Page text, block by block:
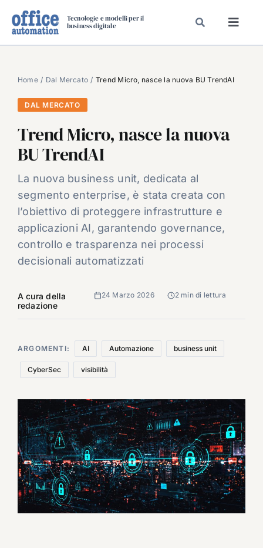
Tecnologie e modelli per il
business digitale
SPECIAL PAPER
TAVOLE ROTONDE DI REDAZIONE
CARRIERE
VIDEO
EVENTI
CHI SIAMO
Home Dal Mercato Trend Micro, nasce la nuova BU TrendAI
DAL MERCATO
Trend Micro, nasce la nuova
BU TrendAI
La nuova business unit, dedicata al
segmento enterprise, è stata creata con
l’obiettivo di proteggere infrastrutture e
applicazioni AI, garantendo governance,
controllo e trasparenza nei processi
decisionali automatizzati
A cura della
redazione
24 Marzo 2026 2 min di lettura
ARGOMENTI: AI Automazione business unit
CyberSec visibilità